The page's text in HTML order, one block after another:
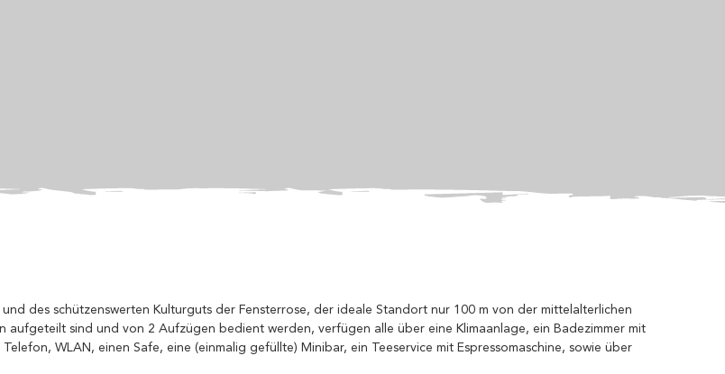
und des schützenswerten Kulturguts der Fensterrose, der ideale Standort nur 100 m von der mittelalterlichen
aufgeteilt sind und von 2 Aufzügen bedient werden, verfügen alle über eine Klimaanlage, ein Badezimmer mit
WLAN, einen Safe, eine (einmalig gefüllte) Minibar, ein Teeservice mit Espressomaschine, sowie über